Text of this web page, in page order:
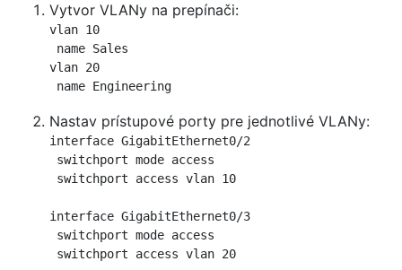
Vytvor VLANy na prepínači:
vlan 10
name Sales
vlan 20
name Engineering
Nastav prístupové porty pre jednotlivé VLANy:
interface GigabitEthernet0/2
switchport mode access
switchport access vlan 10
interface GigabitEthernet0/3
switchport mode access
switchport access vlan 20